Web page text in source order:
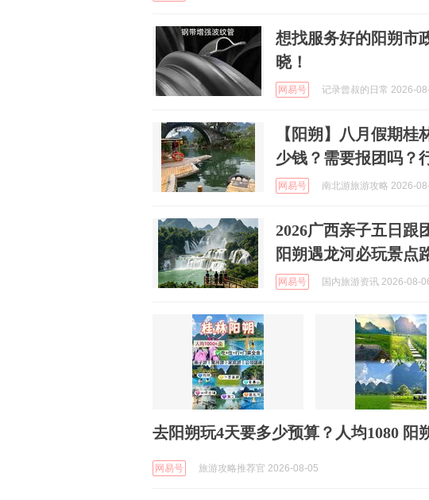
想找服务好的阳朔市
晓！
网易号 记录曾叔的日常 2026-
【阳朔】八月假期
少钱？需要报团吗？
网易号 南北游旅游攻略 2026-
2026广西亲子五日跟
阳朔遇龙河必玩景点
网易号 国内旅游资讯 2026-08-
去阳朔玩4天要多少预算？人均1080 阳
网易号 旅游攻略推荐官 2026-08-05